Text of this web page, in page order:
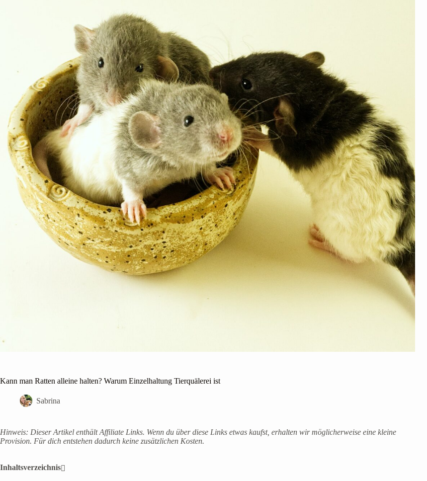
Kann man Ratten alleine halten? Warum Einzelhaltung Tierquälerei ist
Sabrina
Hinweis: Dieser Artikel enthält Affiliate Links. Wenn du über diese Links etwas kaufst, erhalten wir möglicherweise eine kleine
Provision. Für dich entstehen dadurch keine zusätzlichen Kosten.
Inhaltsverzeichnis